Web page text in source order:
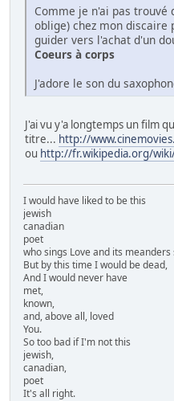
Comme je n'ai pas trouvé
oblige) chez mon
guider vers l'achat d'un
Coeurs à corps
J'adore le son du
J'ai vu y'a longtemps un film
titre... http://
ou http://fr.wikipedia.org/wiki/
I would have liked to be this
jewish
canadian
poet
who sings Love and its meanders
But by this time I would be dead,
And I would never have
met,
known,
and, above all, loved
You.
So too bad if I'm not this
jewish,
canadian,
poet
It's all right.